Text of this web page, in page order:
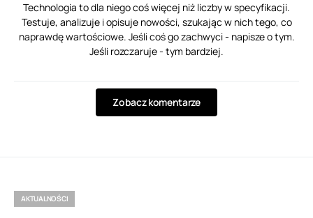
Technologia to dla niego coś więcej niż liczby w specyfikacji.
Testuje, analizuje i opisuje nowości, szukając w nich tego, co
naprawdę wartościowe. Jeśli coś go zachwyci - napisze o tym.
Jeśli rozczaruje - tym bardziej.
Zobacz komentarze
AKTUALNOŚCI